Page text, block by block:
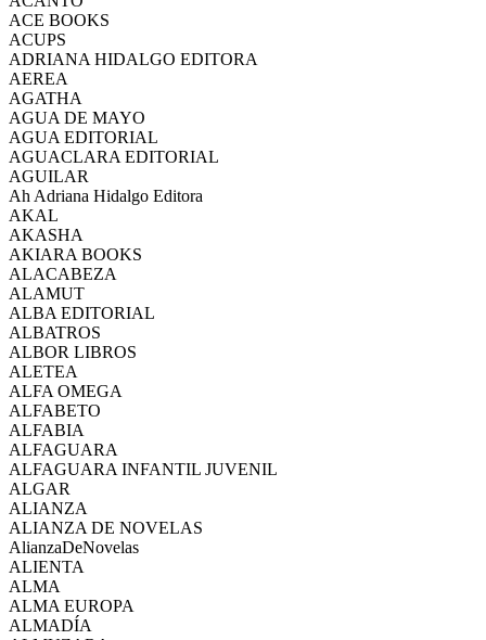
ACE BOOKS
ACUPS
ADRIANA HIDALGO EDITORA
AEREA
AGATHA
AGUA DE MAYO
AGUA EDITORIAL
AGUACLARA EDITORIAL
AGUILAR
Ah Adriana Hidalgo Editora
AKAL
AKASHA
AKIARA BOOKS
ALACABEZA
ALAMUT
ALBA EDITORIAL
ALBATROS
ALBOR LIBROS
ALETEA
ALFA OMEGA
ALFABETO
ALFABIA
ALFAGUARA
ALFAGUARA INFANTIL JUVENIL
ALGAR
ALIANZA
ALIANZA DE NOVELAS
AlianzaDeNovelas
ALIENTA
ALMA
ALMA EUROPA
ALMADÍA